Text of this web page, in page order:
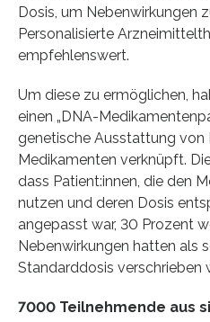
Dosis, um Nebenwirkungen
Personalisierte
empfehlenswert.
Um diese zu ermöglichen,
einen „DNA-
genetische Ausstattung von
Medikamenten verknüpft.
dass Patient:innen, die den
nutzen und deren Dosis
angepasst war, 30 Prozent
Nebenwirkungen hatten als
Standarddosis verschrieben
7000 Teilnehmende aus